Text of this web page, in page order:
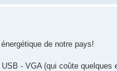
de notre pays!
- VGA (qui coûte quelques